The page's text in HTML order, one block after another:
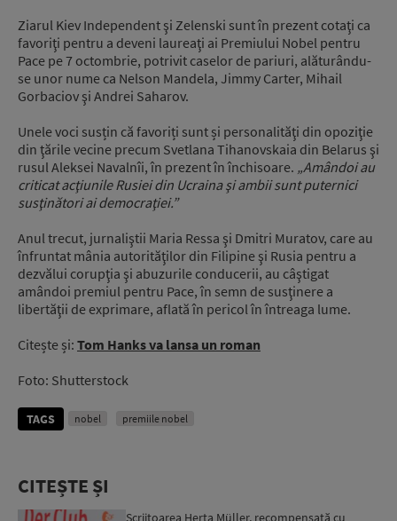
Ziarul Kiev Independent şi Zelenski sunt în prezent cotaţi ca
favoriţi pentru a deveni laureaţi ai Premiului Nobel pentru
Pace pe 7 octombrie, potrivit caselor de pariuri, alăturându-
se unor nume ca Nelson Mandela, Jimmy Carter, Mihail
Gorbaciov şi Andrei Saharov.
Unele voci susțin că favoriți sunt și personalităţi din opoziţie
din ţările vecine precum Svetlana Tihanovskaia din Belarus şi
rusul Aleksei Navalnîi, în prezent în închisoare. „Amândoi au
criticat acţiunile Rusiei din Ucraina şi ambii sunt puternici
susţinători ai democraţiei.”
Anul trecut, jurnaliştii Maria Ressa şi Dmitri Muratov, care au
înfruntat mânia autorităţilor din Filipine şi Rusia pentru a
dezvălui corupţia şi abuzurile conducerii, au câştigat
amândoi premiul pentru Pace, în semn de susţinere a
libertăţii de exprimare, aflată în pericol în întreaga lume.
Citește și: Tom Hanks va lansa un roman
Foto: Shutterstock
TAGS nobel premiile nobel
CITEȘTE ȘI
Scriitoarea Herta Müller, recompensată cu